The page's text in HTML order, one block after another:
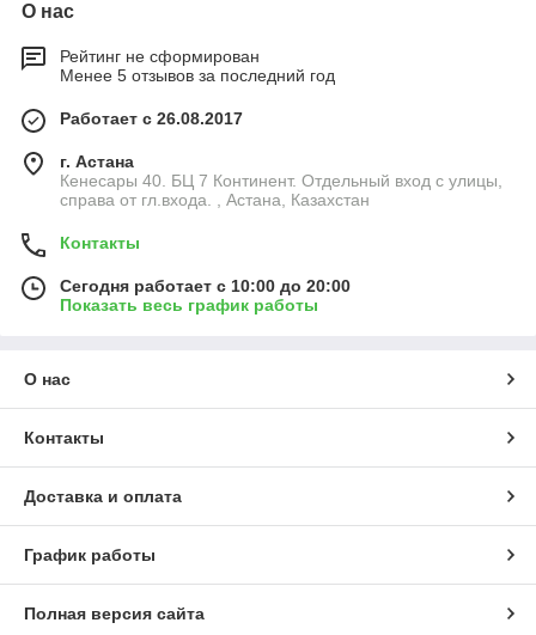
О нас
Рейтинг не сформирован
Менее 5 отзывов за последний год
Работает с 26.08.2017
г. Астана
Кенесары 40. БЦ 7 Континент. Отдельный вход с улицы,
справа от гл.входа. , Астана, Казахстан
Контакты
Сегодня работает с 10:00 до 20:00
Показать весь график работы
О нас
Контакты
Доставка и оплата
График работы
Полная версия сайта